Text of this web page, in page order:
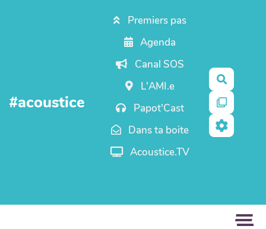
Aller au contenu principal
#acoustice
Premiers pas
Agenda
Canal SOS
L'AMI.e
Papot'Cast
Dans ta boite
Acoustice.TV